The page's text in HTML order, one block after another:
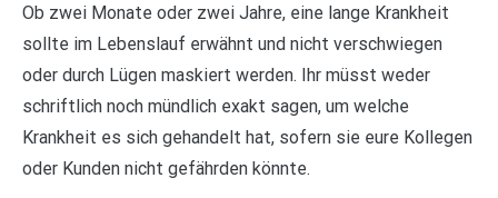
Ob zwei Monate oder zwei Jahre, eine lange Krankheit
sollte im Lebenslauf erwähnt und nicht verschwiegen
oder durch Lügen maskiert werden. Ihr müsst weder
schriftlich noch mündlich exakt sagen, um welche
Krankheit es sich gehandelt hat, sofern sie eure Kollegen
oder Kunden nicht gefährden könnte.